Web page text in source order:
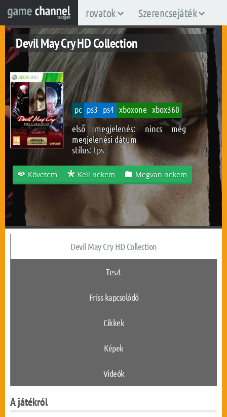
rovatok Szerencsejáték
Devil May Cry HD Collection
pc ps3 ps4 xboxone xbox360
első megjelenés: nincs még
megjelenési dátum
stílus: tps
Követem Kell nekem Megvan nekem
Devil May Cry HD Collection
Teszt
Friss kapcsolódó
Cikkek
Képek
Videók
A játékról